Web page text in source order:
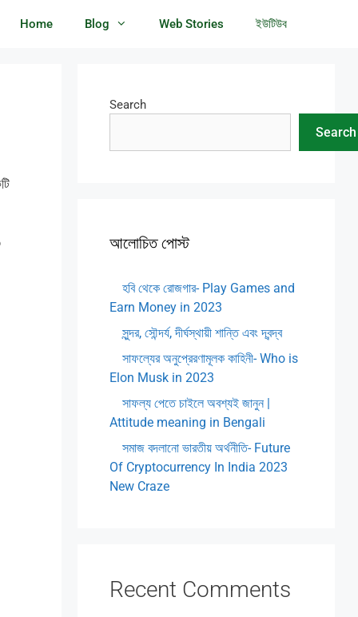
Home Blog Web Stories ইউটিউব
Search
Search
আলোচিত পোস্ট
হবি থেকে রোজগার- Play Games and
Earn Money in 2023
সুন্দর, সৌন্দর্য, দীর্ঘস্থায়ী শান্তি এবং দ্বন্দ্ব
সাফল্যের অনুপ্রেরণামূলক কাহিনী- Who is
Elon Musk in 2023
সাফল্য পেতে চাইলে অবশ্যই জানুন |
Attitude meaning in Bengali
সমাজ বদলানো ভারতীয় অর্থনীতি- Future
Of Cryptocurrency In India 2023
New Craze
Recent Comments